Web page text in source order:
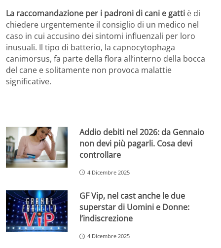
La raccomandazione per i padroni di cani e gatti è di
chiedere urgentemente il consiglio di un medico nel
caso in cui accusino dei sintomi influenzali per loro
inusuali. Il tipo di batterio, la capnocytophaga
canimorsus, fa parte della flora all’interno della bocca
del cane e solitamente non provoca malattie
significative.
Addio debiti nel 2026: da Gennaio
non devi più pagarli. Cosa devi
controllare
4 Dicembre 2025
GF Vip, nel cast anche le due
superstar di Uomini e Donne:
l’indiscrezione
4 Dicembre 2025